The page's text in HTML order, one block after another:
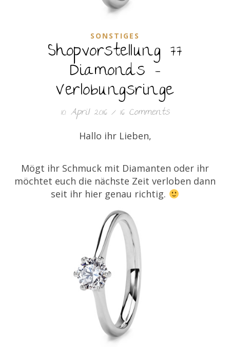
SONSTIGES
Shopvorstellung 77
Diamonds –
Verlobungsringe
10. April 2016 / 16 Comments
Hallo ihr Lieben,
Mögt ihr Schmuck mit Diamanten oder ihr
möchtet euch die nächste Zeit verloben dann
seit ihr hier genau richtig.